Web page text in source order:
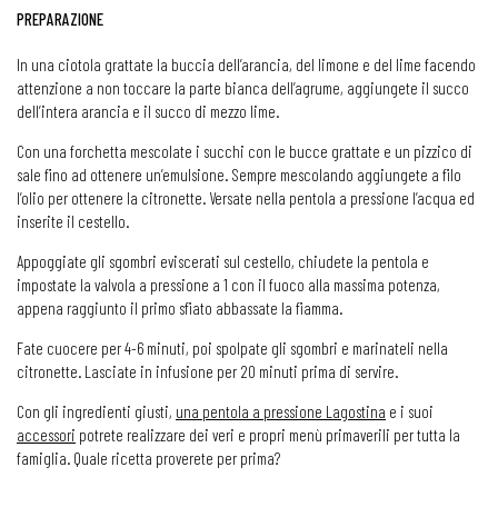
PREPARAZIONE
In una ciotola grattate la buccia dell’arancia, del limone e del lime facendo
attenzione a non toccare la parte bianca dell’agrume, aggiungete il succo
dell’intera arancia e il succo di mezzo lime.
Con una forchetta mescolate i succhi con le bucce grattate e un pizzico di
sale fino ad ottenere un’emulsione. Sempre mescolando aggiungete a filo
l’olio per ottenere la citronette. Versate nella pentola a pressione l’acqua ed
inserite il cestello.
Appoggiate gli sgombri eviscerati sul cestello, chiudete la pentola e
impostate la valvola a pressione a 1 con il fuoco alla massima potenza,
appena raggiunto il primo sfiato abbassate la fiamma.
Fate cuocere per 4-6 minuti, poi spolpate gli sgombri e marinateli nella
citronette. Lasciate in infusione per 20 minuti prima di servire.
Con gli ingredienti giusti, una pentola a pressione Lagostina e i suoi
accessori potrete realizzare dei veri e propri menù primaverili per tutta la
famiglia. Quale ricetta proverete per prima?